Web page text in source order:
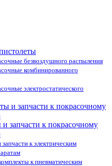
безвоздушного распыления
комбинированного
электростатического
запчасти к покрасочному
к электрическим
к пневматическим